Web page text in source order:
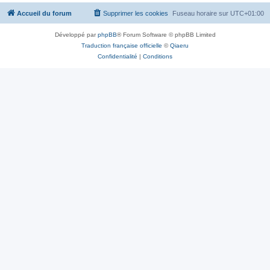
Accueil du forum Fuseau horaire sur UTC+01:00
Supprimer les cookies
Développé parphpBB® Forum Software © phpBB Limited
Traduction française officielle ©Qiaeru
Confidentialité | Conditions